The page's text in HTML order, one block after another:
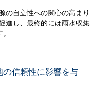
の自立性への関心の高まり
進し、最終的には雨水収集
信頼性に影響を与